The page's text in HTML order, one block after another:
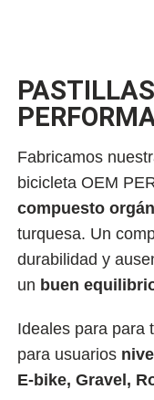
Fabricamos
bicicleta OEM
compuesto
turquesa. Un
durabilidad y
un buen
Ideales para para
para usuarios
E-bike, Gravel,